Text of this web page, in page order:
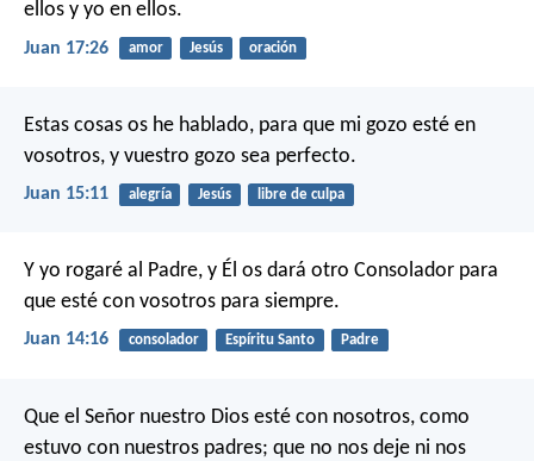
ellos y yo en ellos.
Juan 17:26 amor Jesús oración
Estas cosas os he hablado, para que mi gozo esté en
vosotros, y vuestro gozo sea perfecto.
Juan 15:11 alegría Jesús libre de culpa
Y yo rogaré al Padre, y Él os dará otro Consolador para
que esté con vosotros para siempre.
Juan 14:16 consolador Espíritu Santo Padre
Que el Señor nuestro Dios esté con nosotros, como
estuvo con nuestros padres; que no nos deje ni nos